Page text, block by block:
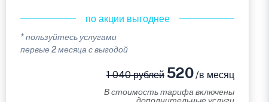
по акции выгоднее
* пользуйтесь услугами
первые 2 месяца с выгодой
1 040 рублей520/в месяц
В стоимость тарифа включены